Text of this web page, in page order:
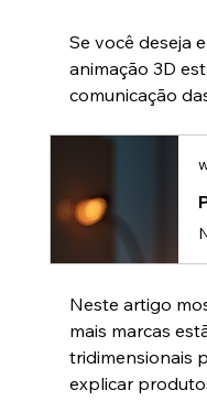
Se você deseja
animação 3D
comunicação
Neste artigo
mais marcas
tridimensionais
explicar